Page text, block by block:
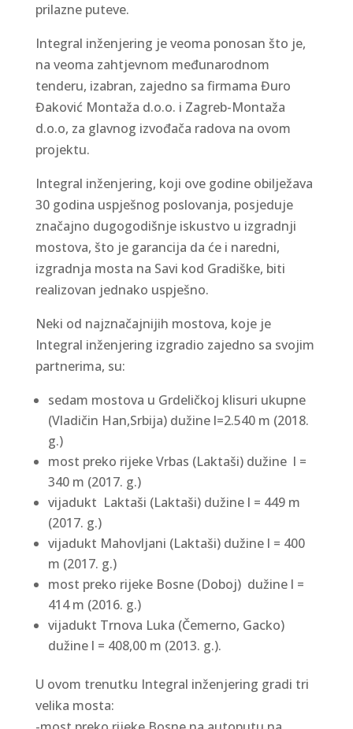
prilazne puteve.
Integral inženjering je veoma ponosan što je,
na veoma zahtjevnom međunarodnom
tenderu, izabran, zajedno sa firmama Đuro
Đaković Montaža d.o.o. i Zagreb-Montaža
d.o.o, za glavnog izvođača radova na ovom
projektu.
Integral inženjering, koji ove godine obilježava
30 godina uspješnog poslovanja, posjeduje
značajno dugogodišnje iskustvo u izgradnji
mostova, što je garancija da će i naredni,
izgradnja mosta na Savi kod Gradiške, biti
realizovan jednako uspješno.
Neki od najznačajnijih mostova, koje je
Integral inženjering izgradio zajedno sa svojim
partnerima, su:
sedam mostova u Grdeličkoj klisuri ukupne
(Vladičin Han,Srbija) dužine l=2.540 m (2018.
g.)
most preko rijeke Vrbas (Laktaši) dužine l =
340 m (2017. g.)
vijadukt Laktaši (Laktaši) dužine l = 449 m
(2017. g.)
vijadukt Mahovljani (Laktaši) dužine l = 400
m (2017. g.)
most preko rijeke Bosne (Doboj) dužine l =
414 m (2016. g.)
vijadukt Trnova Luka (Čemerno, Gacko)
dužine l = 408,00 m (2013. g.).
U ovom trenutku Integral inženjering gradi tri
velika mosta: